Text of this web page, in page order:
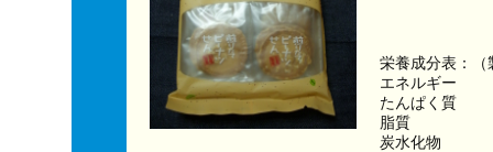
栄養成分表：（
エネルギー　
たんぱく質　
脂質　　　　
炭水化物　　